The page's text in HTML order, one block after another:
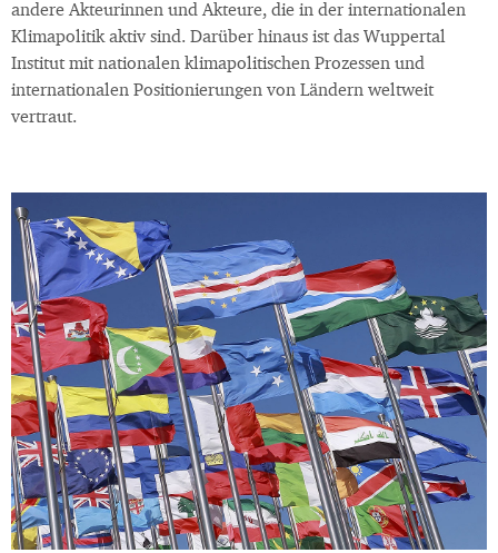
andere Akteurinnen und Akteure, die in der internationalen
Klimapolitik aktiv sind. Darüber hinaus ist das Wuppertal
Institut mit nationalen klimapolitischen Prozessen und
internationalen Positionierungen von Ländern weltweit
vertraut.